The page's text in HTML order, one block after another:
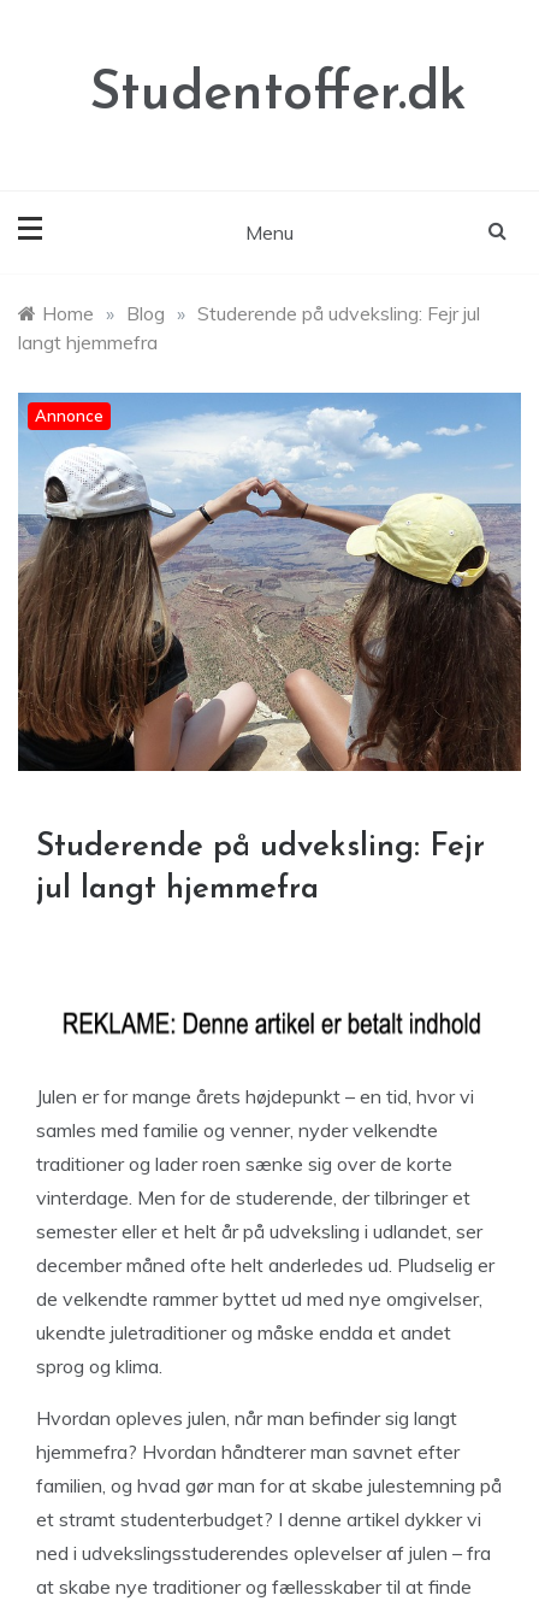
Studentoffer.dk
Menu
Home » Blog » Studerende på udveksling: Fejr jul
langt hjemmefra
Annonce
Studerende på udveksling: Fejr
jul langt hjemmefra
Julen er for mange årets højdepunkt – en tid, hvor vi
samles med familie og venner, nyder velkendte
traditioner og lader roen sænke sig over de korte
vinterdage. Men for de studerende, der tilbringer et
semester eller et helt år på udveksling i udlandet, ser
december måned ofte helt anderledes ud. Pludselig er
de velkendte rammer byttet ud med nye omgivelser,
ukendte juletraditioner og måske endda et andet
sprog og klima.
Hvordan opleves julen, når man befinder sig langt
hjemmefra? Hvordan håndterer man savnet efter
familien, og hvad gør man for at skabe julestemning på
et stramt studenterbudget? I denne artikel dykker vi
ned i udvekslingsstuderendes oplevelser af julen – fra
at skabe nye traditioner og fællesskaber til at finde